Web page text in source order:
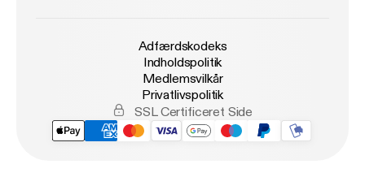
Adfærdskodeks
Indholdspolitik
Medlemsvilkår
Privatlivspolitik
SSL Certificeret Side